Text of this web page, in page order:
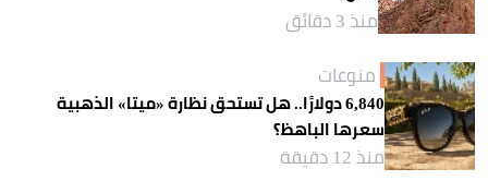
منذ 3 دقائق
منوعات
6,840 دولارًا.. هل تستحق نظارة «ميتا» الذهبية
سعرها الباهظ؟
منذ 12 دقيقة